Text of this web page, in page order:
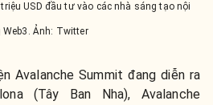
USD đầu tư vào các nhà sáng tạo nội
Web3. Ảnh: Twitter
Avalanche Summit đang diễn ra
(Tây Ban Nha), Avalanche